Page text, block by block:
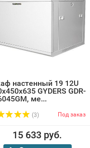
настенный 19 12U
GYDERS GDR-
ме...
(3) Под заказ
15 633 руб.